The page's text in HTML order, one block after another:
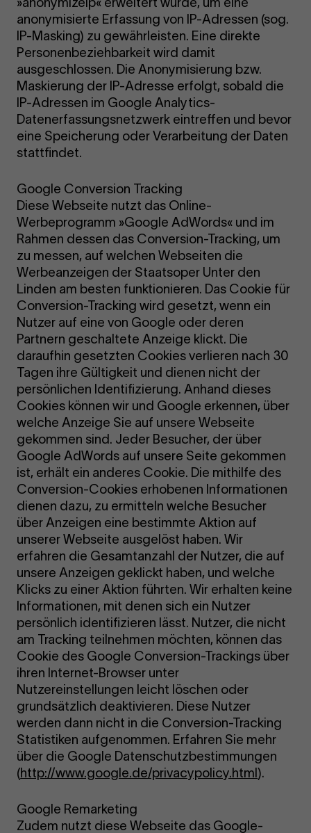
anonymisierte Erfassung von IP-Adressen (sog.
IP-Masking) zu gewährleisten. Eine direkte
Personenbeziehbarkeit wird damit
ausgeschlossen. Die Anonymisierung bzw.
Maskierung der IP-Adresse erfolgt, sobald die
IP-Adressen im Google Analytics-
Datenerfassungsnetzwerk eintreffen und bevor
eine Speicherung oder Verarbeitung der Daten
stattfindet.
Google Conversion Tracking
Diese Webseite nutzt das Online-
Werbeprogramm »Google AdWords« und im
Rahmen dessen das Conversion-Tracking, um
zu messen, auf welchen Webseiten die
Werbeanzeigen der Staatsoper Unter den
Linden am besten funktionieren. Das Cookie für
Conversion-Tracking wird gesetzt, wenn ein
Nutzer auf eine von Google oder deren
Partnern geschaltete Anzeige klickt. Die
daraufhin gesetzten Cookies verlieren nach 30
Tagen ihre Gültigkeit und dienen nicht der
persönlichen Identifizierung. Anhand dieses
Cookies können wir und Google erkennen, über
welche Anzeige Sie auf unsere Webseite
gekommen sind. Jeder Besucher, der über
Google AdWords auf unsere Seite gekommen
ist, erhält ein anderes Cookie. Die mithilfe des
Conversion-Cookies erhobenen Informationen
dienen dazu, zu ermitteln welche Besucher
über Anzeigen eine bestimmte Aktion auf
unserer Webseite ausgelöst haben. Wir
erfahren die Gesamtanzahl der Nutzer, die auf
unsere Anzeigen geklickt haben, und welche
Klicks zu einer Aktion führten. Wir erhalten keine
Informationen, mit denen sich ein Nutzer
persönlich identifizieren lässt. Nutzer, die nicht
am Tracking teilnehmen möchten, können das
Cookie des Google Conversion-Trackings über
ihren Internet-Browser unter
Nutzereinstellungen leicht löschen oder
grundsätzlich deaktivieren. Diese Nutzer
werden dann nicht in die Conversion-Tracking
Statistiken aufgenommen. Erfahren Sie mehr
über die Google Datenschutzbestimmungen
(http://www.google.de/privacypolicy.html).
Google Remarketing
Zudem nutzt diese Webseite das Google-